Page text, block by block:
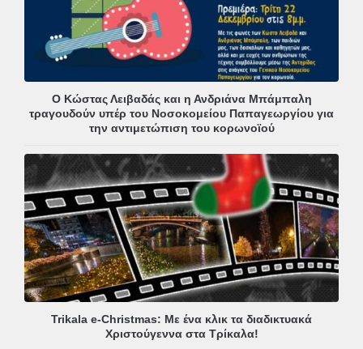
Ο Κώστας Λειβαδάς και η Ανδριάνα Μπάμπαλη
τραγουδούν υπέρ του Νοσοκομείου Παπαγεωργίου για
την αντιμετώπιση του κορωνοϊού
Trikala e-Christmas: Με ένα κλικ τα διαδικτυακά
Χριστούγεννα στα Τρίκαλα!